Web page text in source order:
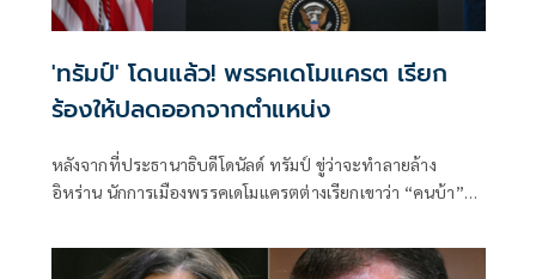
'ทรัมป์' โดนแล้ว! พรรคเดโมแครต เรียก
ร้องให้ปลดออกจากตำแหน่ง
หลังจากที่ประธานาธิบดีโดนัลด์ ทรัมป์ ขู่ว่าจะทำลายล้าง
อิหร่าน นักการเมืองพรรคเดโมแครตต่างเรียกเขาว่า “คนบ้า”